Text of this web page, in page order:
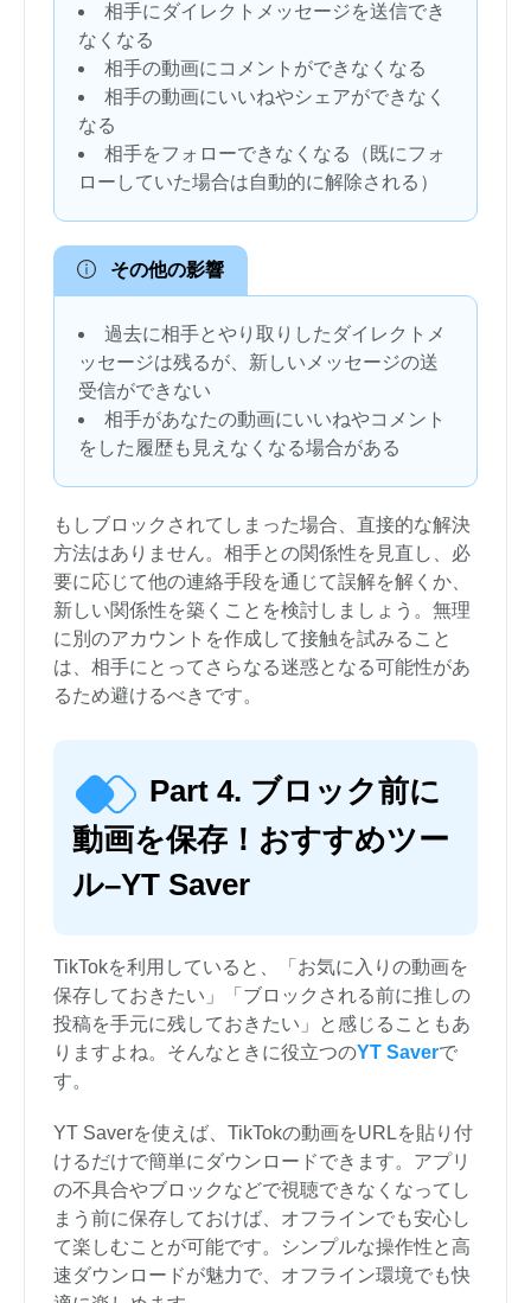
相手にダイレクトメッセージを送信でき
なくなる
相手の動画にコメントができなくなる
相手の動画にいいねやシェアができなく
なる
相手をフォローできなくなる（既にフォ
ローしていた場合は自動的に解除される）
その他の影響
過去に相手とやり取りしたダイレクトメ
ッセージは残るが、新しいメッセージの送
受信ができない
相手があなたの動画にいいねやコメント
をした履歴も見えなくなる場合がある
もしブロックされてしまった場合、直接的な解決
方法はありません。相手との関係性を見直し、必
要に応じて他の連絡手段を通じて誤解を解くか、
新しい関係性を築くことを検討しましょう。無理
に別のアカウントを作成して接触を試みること
は、相手にとってさらなる迷惑となる可能性があ
るため避けるべきです。
Part 4. ブロック前に
動画を保存！おすすめツー
ル–YT Saver
TikTokを利用していると、「お気に入りの動画を
保存しておきたい」「ブロックされる前に推しの
投稿を手元に残しておきたい」と感じることもあ
りますよね。そんなときに役立つのYT Saverで
す。
YT Saverを使えば、TikTokの動画をURLを貼り付
けるだけで簡単にダウンロードできます。アプリ
の不具合やブロックなどで視聴できなくなってし
まう前に保存しておけば、オフラインでも安心し
て楽しむことが可能です。シンプルな操作性と高
速ダウンロードが魅力で、オフライン環境でも快